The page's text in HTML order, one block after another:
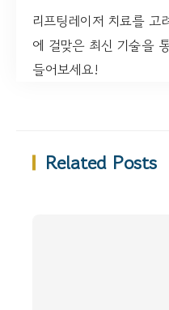
리프팅레이저 치료를 고
에 걸맞은 최신 기술을
들어보세요!
Related Posts